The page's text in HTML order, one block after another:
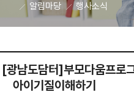
알림마당 행사소식
남도담터]부모다움프로
아이기질이해하기